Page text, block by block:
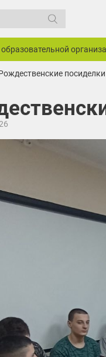
посиделки